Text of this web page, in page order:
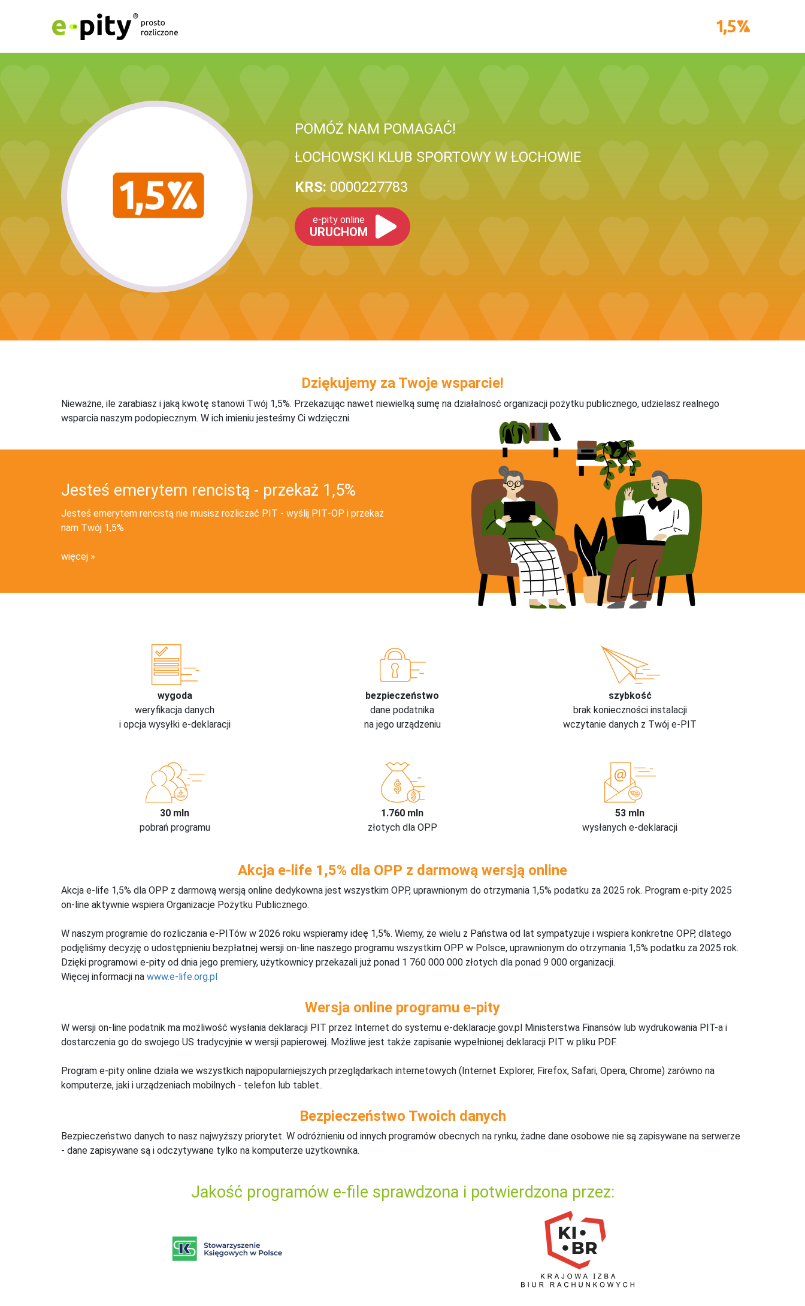
POMÓŻ NAM POMAGAĆ!
ŁOCHOWSKI KLUB SPORTOWY W ŁOCHOWIE
KRS: 0000227783
e-pity online
URUCHOM
Dziękujemy za Twoje wsparcie!
Nieważne, ile zarabiasz i jaką kwotę stanowi Twój 1,5%. Przekazując nawet niewielką sumę na działalnosć organizacji pożytku publicznego, udzielasz realnego
wsparcia naszym podopiecznym. W ich imieniu jesteśmy Ci wdzięczni.
Jesteś emerytem rencistą - przekaż 1,5%
Jesteś emerytem rencistą nie musisz rozliczać PIT - wyślij PIT‑OP i przekaż
nam Twój 1,5%
więcej
wygoda
weryfikacja danych
i opcja wysyłki e-deklaracji
bezpieczeństwo
dane podatnika
na jego urządzeniu
szybkość
brak konieczności instalacji
wczytanie danych z Twój e-PIT
30 mln
pobrań programu
1.760 mln
złotych dla OPP
53 mln
wysłanych e-deklaracji
Akcja e-life 1,5% dla OPP z darmową wersją online
Akcja e-life 1,5% dla OPP z darmową wersją online dedykowna jest wszystkim OPP, uprawnionym do otrzymania 1,5% podatku za 2025 rok. Program e-pity 2025
on-line aktywnie wspiera Organizacje Pożytku Publicznego.
W naszym programie do rozliczania e-PITów w 2026 roku wspieramy ideę 1,5%. Wiemy, że wielu z Państwa od lat sympatyzuje i wspiera konkretne OPP, dlatego
podjęliśmy decyzję o udostępnieniu bezpłatnej wersji on-line naszego programu wszystkim OPP w Polsce, uprawnionym do otrzymania 1,5% podatku za 2025 rok.
Dzięki programowi e-pity od dnia jego premiery, użytkownicy przekazali już ponad 1 760 000 000 złotych dla ponad 9 000 organizacji.
Więcej informacji na www.e-life.org.pl
Wersja online programu e-pity
W wersji on-line podatnik ma możliwość wysłania deklaracji PIT przez Internet do systemu e-deklaracje.gov.pl Ministerstwa Finansów lub wydrukowania PIT-a i
dostarczenia go do swojego US tradycyjnie w wersji papierowej. Możliwe jest także zapisanie wypełnionej deklaracji PIT w pliku PDF.
Program e-pity online działa we wszystkich najpopularniejszych przeglądarkach internetowych (Internet Explorer, Firefox, Safari, Opera, Chrome) zarówno na
komputerze, jaki i urządzeniach mobilnych - telefon lub tablet..
Bezpieczeństwo Twoich danych
Bezpieczeństwo danych to nasz najwyższy priorytet. W odróżnieniu od innych programów obecnych na rynku, żadne dane osobowe nie są zapisywane na serwerze
- dane zapisywane są i odczytywane tylko na komputerze użytkownika.
Jakość programów e-file sprawdzona i potwierdzona przez: